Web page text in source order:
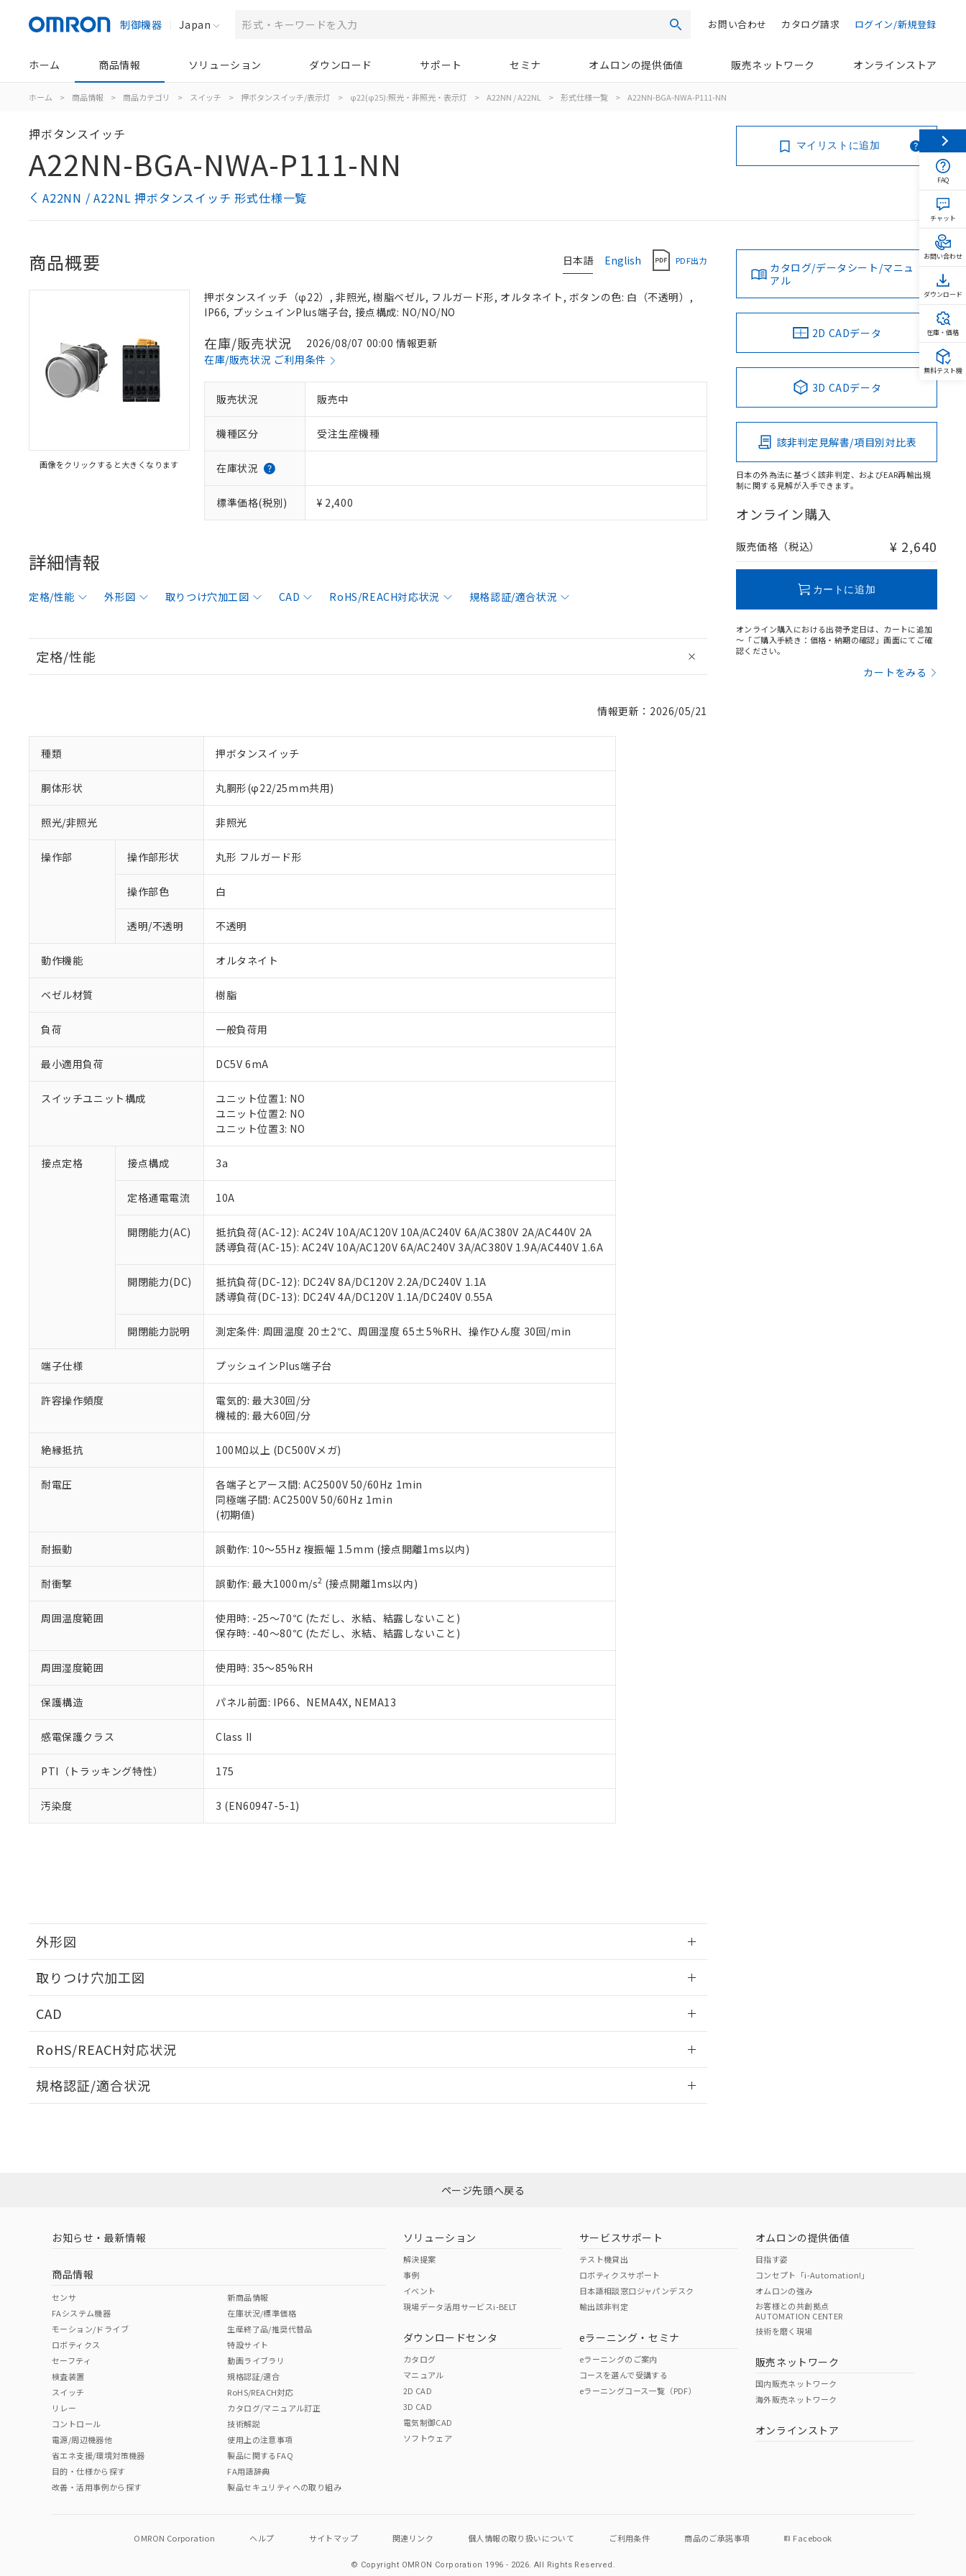
制御機器 Japan 検索 ログイン/新規登録
カタログ請求
お問い合わせ
ホーム 商品情報 ソリューション ダウンロード サポート セミナ オムロンの提供価値 販売ネットワーク オンラインストア
ホーム > 商品情報 > 商品カテゴリ > スイッチ > 押ボタンスイッチ/表示灯 > φ22(φ25):照光・非照光・表示灯 > A22NN / A22NL > 形式仕様一覧 > A22NN-BGA-NWA-P111-NN
押ボタンスイッチ
A22NN-BGA-NWA-P111-NN
A22NN / A22NL 押ボタンスイッチ 形式仕様一覧
マイリストに追加
日本語 English PDF出力
商品概要
画像をクリックすると大きくなります
押ボタンスイッチ（φ22）, 非照光, 樹脂ベゼル, フルガード形, オルタネイト, ボタンの色: 白（不透明）,
IP66, プッシュインPlus端子台, 接点構成: NO/NO/NO
在庫/販売状況
2026/08/07 00:00 情報更新
在庫/販売状況 ご利用条件
販売状況 販売中
機種区分 受注生産機種
在庫状況
標準価格(税別) ¥ 2,400
詳細情報
定格/性能 外形図 取りつけ穴加工図 CAD RoHS/REACH対応状況 規格認証/適合状況
定格/性能
情報更新：2026/05/21
種類 押ボタンスイッチ
胴体形状 丸胴形(φ22/25mm共用)
照光/非照光 非照光
操作部 操作部形状 丸形 フルガード形
操作部色 白
透明/不透明 不透明
動作機能 オルタネイト
ベゼル材質 樹脂
負荷 一般負荷用
最小適用負荷 DC5V 6mA
スイッチユニット構成
ユニット位置1: NO
ユニット位置2: NO
ユニット位置3: NO
接点定格 接点構成 3a
定格通電電流 10A
開閉能力(AC)
抵抗負荷(AC-12): AC24V 10A/AC120V 10A/AC240V 6A/AC380V 2A/AC440V 2A
誘導負荷(AC-15): AC24V 10A/AC120V 6A/AC240V 3A/AC380V 1.9A/AC440V 1.6A
開閉能力(DC)
抵抗負荷(DC-12): DC24V 8A/DC120V 2.2A/DC240V 1.1A
誘導負荷(DC-13): DC24V 4A/DC120V 1.1A/DC240V 0.55A
開閉能力説明 測定条件: 周囲温度 20±2℃、周囲湿度 65±5%RH、操作ひん度 30回/min
端子仕様 プッシュインPlus端子台
許容操作頻度
電気的: 最大30回/分
機械的: 最大60回/分
絶縁抵抗 100MΩ以上 (DC500Vメガ)
耐電圧
各端子とアース間: AC2500V 50/60Hz 1min
同極端子間: AC2500V 50/60Hz 1min
(初期値)
耐振動 誤動作: 10～55Hz 複振幅 1.5mm (接点開離1ms以内)
耐衝撃 誤動作: 最大1000m/s2 (接点開離1ms以内)
周囲温度範囲
使用時: -25～70℃ (ただし、氷結、結露しないこと)
保存時: -40～80℃ (ただし、氷結、結露しないこと)
周囲湿度範囲 使用時: 35～85%RH
保護構造 パネル前面: IP66、NEMA4X, NEMA13
感電保護クラス Class II
PTI（トラッキング特性） 175
汚染度 3 (EN60947-5-1)
外形図
取りつけ穴加工図
CAD
RoHS/REACH対応状況
EU RoHS 注意事項・凡例
ダウンロードはこちら
中国 RoHS 注意事項・凡例
中国 RoHS表
Pb Hg Cr(VI)
O O
"対応済み"や非含有の記載がされた商品であっても、流通在庫等で未対応品が混在する可能性があります。
非含有品が必要な際は、弊社営業部門もしくは販売店へお問い合わせください。
規格認証/適合状況
カタログ/データシート/マニュ
アル
2D CADデータ
3D CADデータ
該非判定見解書/項目別対比表
日本の外為法に基づく該非判定、およびEAR再輸出規
制に関する見解が入手できます。
オンライン購入
販売価格（税込） ¥ 2,640
カートに追加
オンライン購入における出荷予定日は、カートに追加
～「ご購入手続き：価格・納期の確認」画面にてご確
認ください。
カートをみる
以下の条件をお読みいただき、同意のうえご利用ください。
本サービスは、当社制御機器事業取扱商品の当社在庫状況および標準価格(税抜)を提供させていただ
くものです。
当社制御機器事業取扱商品の中には、本サービスの対象外となる商品もあることをご了承ください。
のであり、閲覧された時点での実際の在庫および標準価格とは異なる場合があることをご了承くださ
い。
正式な納期状況および標準価格はお客様のお取引先、またはお客様担当のオムロン制御機器販売店・
当社販売員にご相談ください。
オムロン制御機器販売店や当社販売拠点は「販売ネットワーク
」をご確認ください。
在庫状況および標準価格結果を当社の事前の承諾なく第三者に漏洩または開示しないようお願いしま
マイパーツ機能（部品リスト作成サービス）をご利用いただくには、I-Webメンバーズにご登録され
ている必要があります。
お客様が当ウェブサイト上で当社にご登録された部品リストについて、当社および当社の共同利用者
さい。
※当社の共同利用者とは、"個人情報の共同利用に関して"
の「1.共同利用者の範囲」に記載されて
いる法人を指します。
※1 対応状況
対応済み：EU RoHS指令（10物質）の非含有に対応した製品が提供可能な商品です。
対応予定：EU RoHS指令（10物質）の非含有に対応した製品に切り替える予定のある商品です。
対応予定なし：EU RoHS指令（10物質）の非含有に非対応の商品で、対応品を出す予定はありません。
仕入先様の事情により、非含有部品としていたものが、含有品と判明した場合などやむを得ず変更すること
があります。
*EU RoHS指令（10物質）：
鉛(Pb) 1000ppm以下、 水銀(Hg) 1000ppm以下、 カドミウム(Cd) 100ppm以下、
六価クロム(Cr(Ⅵ)) 1000ppm以下、ポリ臭化ビフェニル類(PBB) 1000ppm以下、ポリ臭化ジフェニルエーテル類(PBDE) 1000ppm以下、
但し、RoHS指令で産業用監視および制御機器に対する適用除外項目は除く。
フタル酸エステル類の４物質については閾値を超える意図的な使用がないことを確認しています。
※2 対応予定月
部品在庫の切り替え状況などにより、予定月が前後することがあります。
※3 非含有証明書ダウンロード
下記の非含有証明書をダウンロードすることができます。
EU RoHS指令（10物質）の非含有証明書
51物質の非含有証明書（当社基準）
※本証明書は発行日時点で非含有を証明するもので、過去に遡って非含有を証明するものではありません。
また、RoHS指令のフタル酸エステル類４物質の対応では、対応完了までの期間は出荷製品に未対応品が
混在することから備考欄に対応日を記載しておりました。
り割愛しております。
※1 中国RoHS○×表
「－」：未確認です。当社販売部門へお問い合わせください。
*中国RoHS10物質の基準値 (GB/T26572)：
Pb(鉛) :1000ppm、 Hg(水銀) : 1000ppm、 Cd(カドミウム) : 100ppm、
Cr(Ⅵ)(六価クロム) : 1000ppm、 PBBs(ポリ臭化ビフェニル類) : 1000ppm、 PBDEs(ポリ臭化ジフェニルエーテル類) : 1000ppm、
DBP(フタル酸ジブチル) : 1000ppm、 DIBP(フタル酸ジイソブチル) : 1000ppm、 BBP(フタル酸ブチルベンジル) : 1000ppm、
DEHP(フタル酸ビス(2-エチルヘキシル)) : 1000ppm
※2 環境保護使用期限
「ｅ」：有害物質（10物質）のすべてが基準値以下であることを示します。
「10」：通常の使用状況下において有害物質が外部に漏えいし、環境に深刻な影響を及ぼさない年数を意
味します。
当社は、これら貴社製品のうち、外国為替および外国貿易法に定める商品（以下｢規制貨物等」とい
う）を輸出または国外への提供する場合は、日本国政府の輸出許可(または役務取引許可)を取得する
当社は規制貨物を破棄する場合は、完全に破砕するなど、違法に輸出されないよう必要な手段を講じ
ます。
当社は貴社製品を、核兵器、ミサイル、化学兵器、生物兵器またはその他武器並びにこれらの製造装
当社は、貴社製品を第三者に販売する場合は、上記1、2および3の内容を当該第三者に通知します。
また当社は、販売先および販売に係わる関係者が違法に輸出するおそれがある場合は、取り引きをい
たしません。
記
号
説明
○ 一定数以上の在庫あり
△ 一定数には満たないが在庫あり
－
在庫なし(最新の在庫状況については、お客様のお取引先、またはお客様担当のオムロン制御
機器販売店・当社販売員にご確認ください)
空
白
受注生産機種、また在庫状況の情報を公開していない機種
ページ先頭へ戻る
お知らせ・最新情報
商品情報
センサ
FAシステム機器
モーション/ドライブ
ロボティクス
セーフティ
検査装置
スイッチ
リレー
コントロール
電源/周辺機器他
省エネ支援/環境対策機器
目的・仕様から探す
改善・活用事例から探す
新商品情報
在庫状況/標準価格
生産終了品/推奨代替品
特設サイト
動画ライブラリ
規格認証/適合
RoHS/REACH対応
カタログ/マニュアル訂正
技術解説
使用上の注意事項
製品に関するFAQ
FA用語辞典
製品セキュリティへの取り組み
ソリューション
解決提案
事例
イベント
現場データ活用サービスi-BELT
ダウンロードセンタ
カタログ
マニュアル
2D CAD
3D CAD
電気制御CAD
ソフトウェア
サービスサポート
テスト機貸出
ロボティクスサポート
日本語相談窓口ジャパンデスク
輸出該非判定
eラーニング・セミナ
eラーニングのご案内
コースを選んで受講する
eラーニングコース一覧（PDF）
オムロンの提供価値
目指す姿
コンセプト「i-Automation!」
オムロンの強み
お客様との共創拠点
AUTOMATION CENTER
技術を磨く現場
販売ネットワーク
国内販売ネットワーク
海外販売ネットワーク
オンラインストア
OMRON Corporation ヘルプ サイトマップ 関連リンク 個人情報の取り扱いについて ご利用条件 商品のご承諾事項 Facebook
© Copyright OMRON Corporation 1996 - 2026.All Rights Reserved.
FAQ
チャット
お問い合わせ
ダウンロード
在庫・価格
無料テスト機